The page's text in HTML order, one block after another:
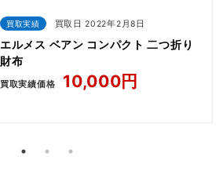
買取実績 買取日 2022年2月8日
エルメス ベアン コンパクト 二つ折り
財布
買取実績価格 10,000円